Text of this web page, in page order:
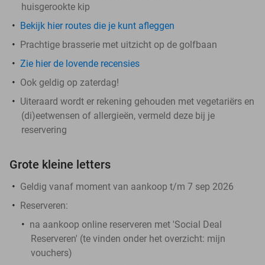
huisgerookte kip
Bekijk hier routes die je kunt afleggen
Prachtige brasserie met uitzicht op de golfbaan
Zie hier de lovende recensies
Ook geldig op zaterdag!
Uiteraard wordt er rekening gehouden met vegetariërs en
(di)eetwensen of allergieën, vermeld deze bij je
reservering
Grote kleine letters
Geldig vanaf moment van aankoop t/m 7 sep 2026
Reserveren:
na aankoop online reserveren met 'Social Deal
Reserveren' (te vinden onder het overzicht: mijn
vouchers)